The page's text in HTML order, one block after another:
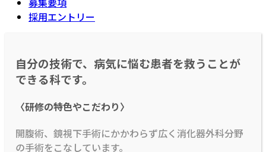
採用エントリー
自分の技術で、病気に悩む患者を救うことが
できる科です。
〈研修の特色やこだわり〉
開腹術、鏡視下手術にかかわらず広く消化器外科分野
の手術をこなしています。